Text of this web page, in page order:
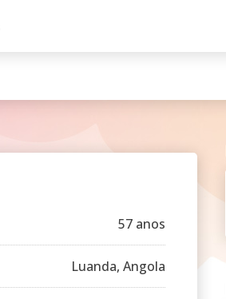
57 anos
Luanda, Angola